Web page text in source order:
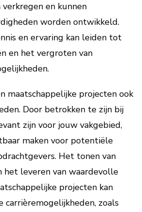
en kunnen
worden ontwikkeld.
en ervaring kan leiden tot
en het vergroten van
maatschappelijke projecten ook
Door betrokken te zijn bij
zijn voor jouw vakgebied,
maken voor potentiële
Het tonen van
het leveren van waardevolle
projecten kan
zoals